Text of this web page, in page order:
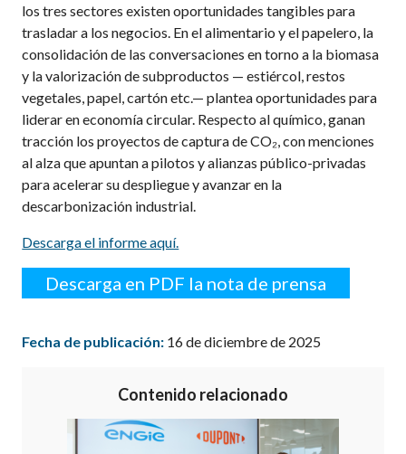
los tres sectores existen oportunidades tangibles para
trasladar a los negocios. En el alimentario y el papelero, la
consolidación de las conversaciones en torno a la biomasa
y la valorización de subproductos — estiércol, restos
vegetales, papel, cartón etc.— plantea oportunidades para
liderar en economía circular. Respecto al químico, ganan
tracción los proyectos de captura de CO₂, con menciones
al alza que apuntan a pilotos y alianzas público-privadas
para acelerar su despliegue y avanzar en la
descarbonización industrial.
Descarga el informe aquí.
Descarga en PDF la nota de prensa
Fecha de publicación: 16 de diciembre de 2025
Contenido relacionado